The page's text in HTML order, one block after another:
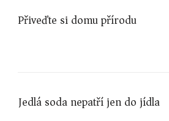
Přiveďte si domu přírodu
Jedlá soda nepatří jen do jídla